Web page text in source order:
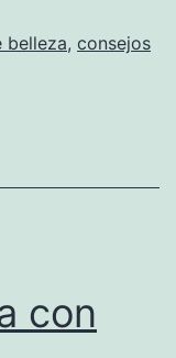
belleza, consejos
con